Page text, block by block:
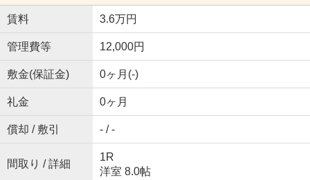
賃料 3.6万円
管理費等 12,000円
敷金(保証金) 0ヶ月(-)
礼金 0ヶ月
償却 / 敷引 - / -
間取り / 詳細
1R
洋室 8.0帖